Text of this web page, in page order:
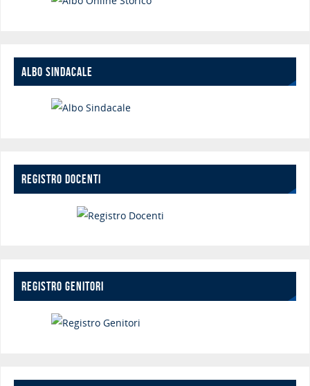
ALBO SINDACALE
REGISTRO DOCENTI
REGISTRO GENITORI